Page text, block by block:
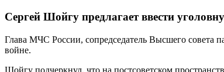
Сергей Шойгу предлагает ввести
Глава МЧС России, сопредседатель Высшего совета
войне.
Шойгу подчеркнул, что на постсоветском